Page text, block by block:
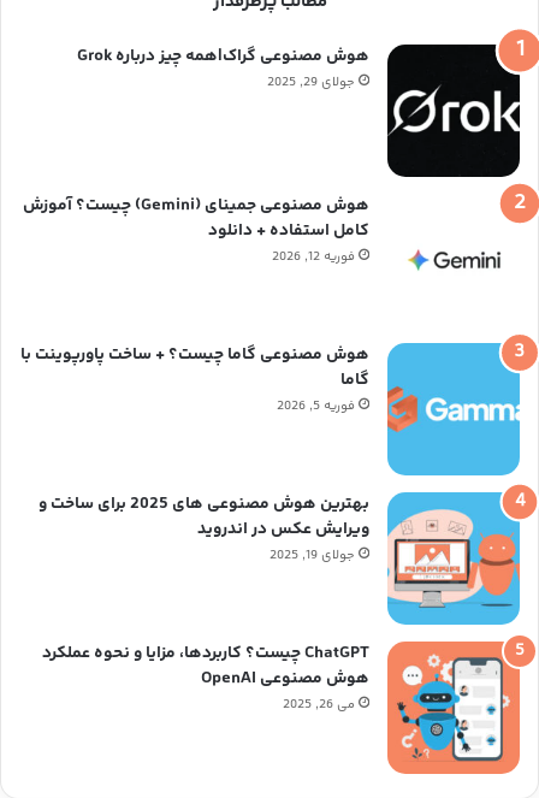
ک
هوش مصنوعی گراک|همه چیز درباره Grok
جولای 29, 2025
هوش مصنوعی جمینای (Gemini) چیست؟ آموزش
کامل استفاده + دانلود
فوریه 12, 2026
هوش مصنوعی گاما چیست؟ + ساخت پاورپوینت با
گاما
فوریه 5, 2026
بهترین هوش مصنوعی های 2025 برای ساخت و
ویرایش عکس در اندروید
جولای 19, 2025
ChatGPT چیست؟ کاربردها، مزایا و نحوه عملکرد
هوش مصنوعی OpenAI
می 26, 2025